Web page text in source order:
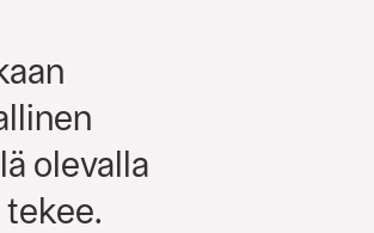
olevalla